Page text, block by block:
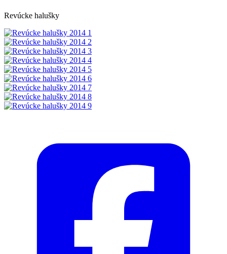
Revúcke halušky